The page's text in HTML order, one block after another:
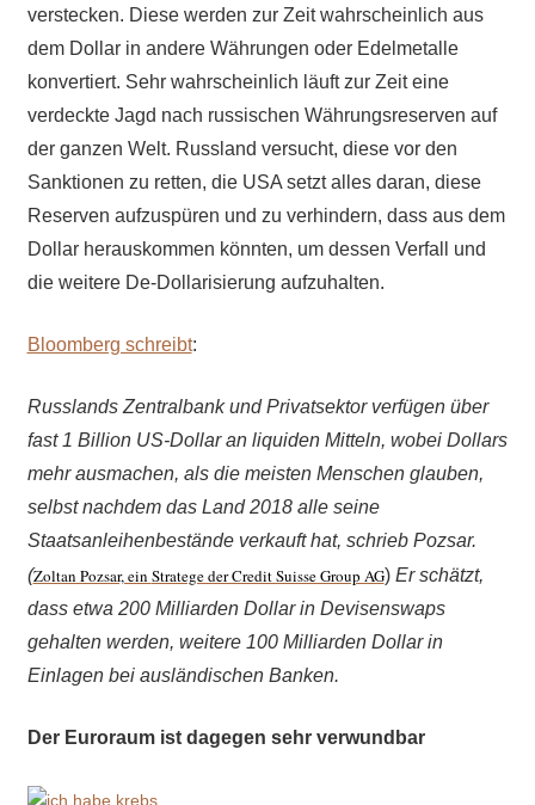
verstecken. Diese werden zur Zeit wahrscheinlich aus
dem Dollar in andere Währungen oder Edelmetalle
konvertiert. Sehr wahrscheinlich läuft zur Zeit eine
verdeckte Jagd nach russischen Währungsreserven auf
der ganzen Welt. Russland versucht, diese vor den
Sanktionen zu retten, die USA setzt alles daran, diese
Reserven aufzuspüren und zu verhindern, dass aus dem
Dollar herauskommen könnten, um dessen Verfall und
die weitere De-Dollarisierung aufzuhalten.
Bloomberg schreibt:
Russlands Zentralbank und Privatsektor verfügen über
fast 1 Billion US-Dollar an liquiden Mitteln, wobei Dollars
mehr ausmachen, als die meisten Menschen glauben,
selbst nachdem das Land 2018 alle seine
Staatsanleihenbestände verkauft hat, schrieb Pozsar.
(Zoltan Pozsar, ein Stratege der Credit Suisse Group AG)Er schätzt,
dass etwa 200 Milliarden Dollar in Devisenswaps
gehalten werden, weitere 100 Milliarden Dollar in
Einlagen bei ausländischen Banken.
Der Euroraum ist dagegen sehr verwundbar